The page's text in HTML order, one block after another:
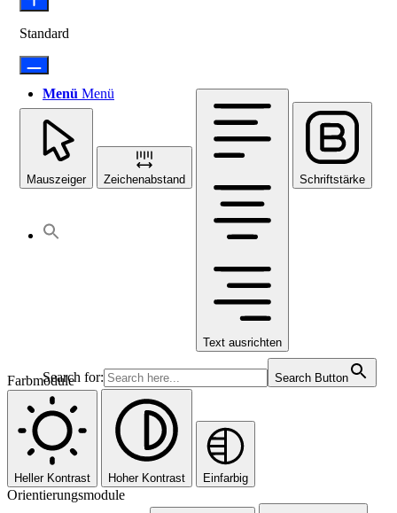
Menü Menü
Search for: Search Button
Standard
Mauszeiger Zeichenabstand
Text ausrichten
Schriftstärke
Farbmodule
Heller Kontrast Hoher Kontrast Einfarbig
Orientierungsmodule